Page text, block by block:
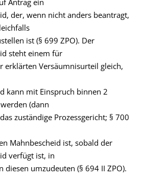
Antrag ein
der, wenn nicht anders beantragt,
ist (§ 699 ZPO). Der
steht einem für
erklärten Versäumnisurteil gleich,
kann mit Einspruch binnen 2
(dann
zuständige Prozessgericht; § 700
Mahnbescheid ist, sobald der
verfügt ist, in
diesen umzudeuten (§ 694 II ZPO).